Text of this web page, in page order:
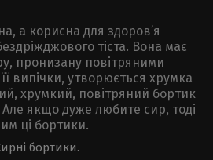
а корисна для здоров’я
тіста. Вона має
пронизану повітряними
випічки, утворюється хрумка
хрумкий, повітряний бортик
якщо дуже любите сир, тоді
ці бортики.
бортики.